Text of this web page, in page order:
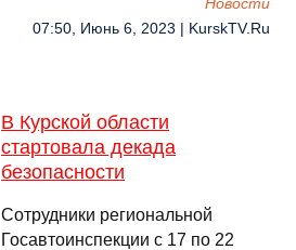
Новости
07:50, Июнь 6, 2023 | KurskTV.Ru
В Курской области
стартовала декада
безопасности
Сотрудники региональной
Госавтоинспекции с 17 по 22